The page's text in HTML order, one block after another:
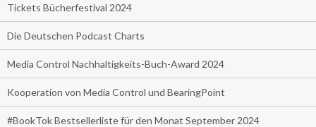
Tickets Bücherfestival 2024
Die Deutschen Podcast Charts
Media Control Nachhaltigkeits-Buch-Award 2024
Kooperation von Media Control und BearingPoint
#BookTok Bestsellerliste für den Monat September 2024